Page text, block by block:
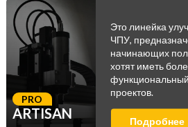
ARTISAN
PRO
Это линейка
ЧПУ,
начинающих
хотят иметь
проектов.
Подробнее